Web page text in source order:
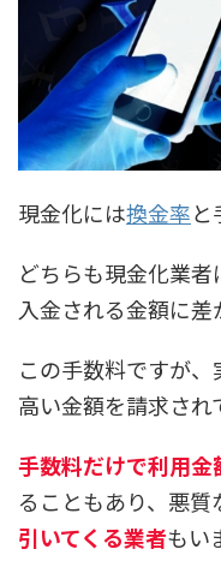
現金化には換金率と
どちらも現金化業者
入金される金額に差
この手数料ですが
高い金額を請求され
手数料だけで利用
ることもあり、悪質
引いてくる業者もい